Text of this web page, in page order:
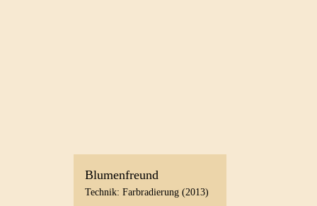
Blumenfreund
Technik: Farbradierung (2013)